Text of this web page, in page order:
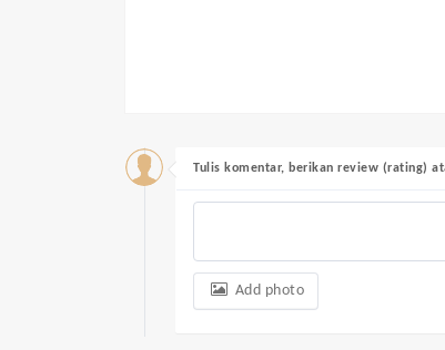
Tulis komentar, berikan review (rating)
Add photo